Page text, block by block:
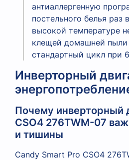
антиаллергенную
постельного белья раз
высокой температуре
клещей домашней пыли
стандартный цикл при
Инверторный
Почему инверторный
CSO4 276TWM-07
и тишины
Candy Smart Pro CSO4